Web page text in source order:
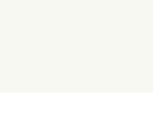
2024 !
C'EST L'AUTOMNE, LES